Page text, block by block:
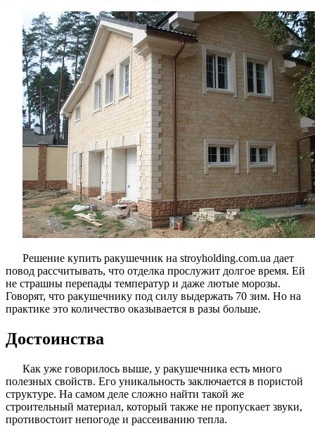
Решение купить ракушечник на stroyholding.com.ua дает
повод рассчитывать, что отделка прослужит долгое время. Ей
не страшны перепады температур и даже лютые морозы.
Говорят, что ракушечнику под силу выдержать 70 зим. Но на
практике это количество оказывается в разы больше.
Достоинства
Как уже говорилось выше, у ракушечника есть много
полезных свойств. Его уникальность заключается в пористой
структуре. На самом деле сложно найти такой же
строительный материал, который также не пропускает звуки,
противостоит непогоде и рассеиванию тепла.